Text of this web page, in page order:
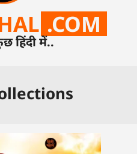
.COM
हिंदी में..